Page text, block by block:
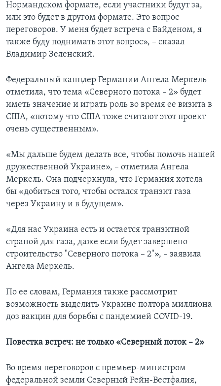
Нормандском формате, если участники будут за,
или это будет в другом формате. Это вопрос
переговоров. У меня будет встреча с Байденом, я
также буду поднимать этот вопрос», – сказал
Владимир Зеленский.
Федеральный канцлер Германии Ангела Меркель
отметила, что тема «Северного потока – 2» будет
иметь значение и играть роль во время ее визита в
США, «потому что США тоже считают этот проект
очень существенным».
«Мы дальше будем делать все, чтобы помочь нашей
дружественной Украине», – отметила Ангела
Меркель. Она подчеркнула, что Германия хотела
бы «добиться того, чтобы остался транзит газа
через Украину и в будущем».
«Для нас Украина есть и остается транзитной
страной для газа, даже если будет завершено
строительство "Северного потока – 2"», – заявила
Ангела Меркель.
По ее словам, Германия также рассмотрит
возможность выделить Украине полтора миллиона
доз вакцин для борьбы с пандемией COVID-19.
Повестка встреч: не только «Северный поток – 2»
Во время переговоров с премьер-министром
федеральной земли Северный Рейн-Вестфалия,